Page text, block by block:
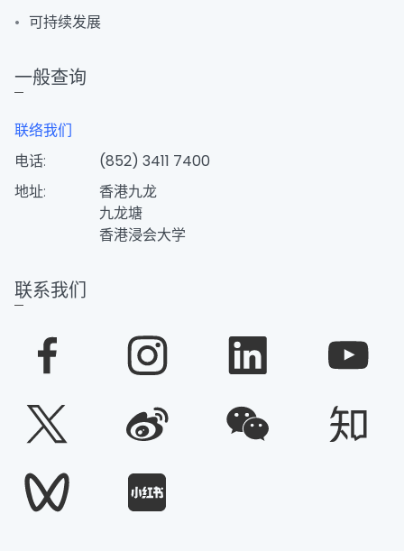
可持续发展
一般查询
联络我们
电话:
(852) 3411 7400
地址:
香港九龙
九龙塘
香港浸会大学
联系我们